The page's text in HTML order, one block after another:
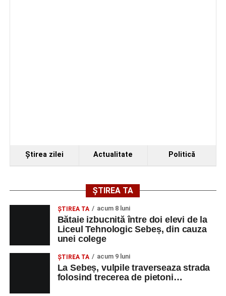
Ştirea zilei Actualitate Politică
ȘTIREA TA
ŞTIREA TA acum 8 luni
Bătaie izbucnită între doi elevi de la
Liceul Tehnologic Sebeș, din cauza
unei colege
ŞTIREA TA acum 9 luni
La Sebeș, vulpile traverseaza strada
folosind trecerea de pietoni…